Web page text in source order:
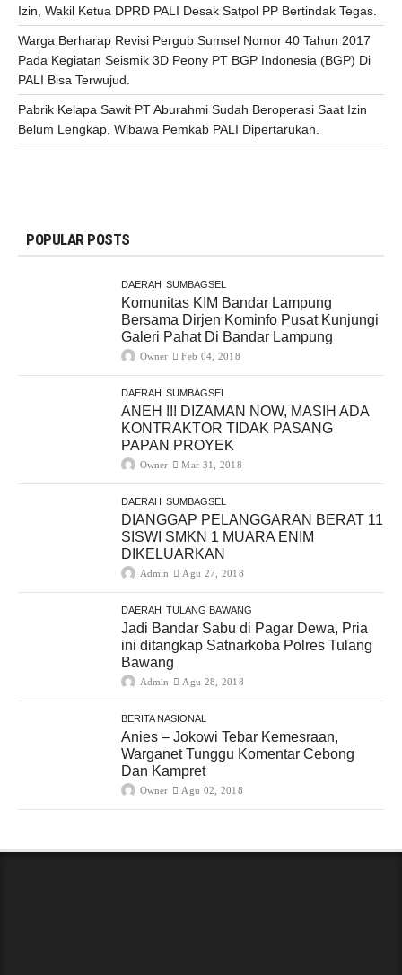
Izin, Wakil Ketua DPRD PALI Desak Satpol PP Bertindak Tegas.
Warga Berharap Revisi Pergub Sumsel Nomor 40 Tahun 2017
Pada Kegiatan Seismik 3D Peony PT BGP Indonesia (BGP) Di
PALI Bisa Terwujud.
Pabrik Kelapa Sawit PT Aburahmi Sudah Beroperasi Saat Izin
Belum Lengkap, Wibawa Pemkab PALI Dipertarukan.
POPULAR POSTS
DAERAH SUMBAGSEL
Komunitas KIM Bandar Lampung
Bersama Dirjen Kominfo Pusat Kunjungi
Galeri Pahat Di Bandar Lampung
Owner Feb 04, 2018
DAERAH SUMBAGSEL
ANEH !!! DIZAMAN NOW, MASIH ADA
KONTRAKTOR TIDAK PASANG
PAPAN PROYEK
Owner Mar 31, 2018
DAERAH SUMBAGSEL
DIANGGAP PELANGGARAN BERAT 11
SISWI SMKN 1 MUARA ENIM
DIKELUARKAN
Admin Agu 27, 2018
DAERAH TULANG BAWANG
Jadi Bandar Sabu di Pagar Dewa, Pria
ini ditangkap Satnarkoba Polres Tulang
Bawang
Admin Agu 28, 2018
BERITA NASIONAL
Anies – Jokowi Tebar Kemesraan,
Warganet Tunggu Komentar Cebong
Dan Kampret
Owner Agu 02, 2018